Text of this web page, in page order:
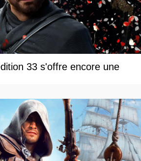
33 s'offre encore une